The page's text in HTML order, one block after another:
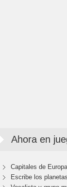
Ahora en
Capitales de
Escribe los